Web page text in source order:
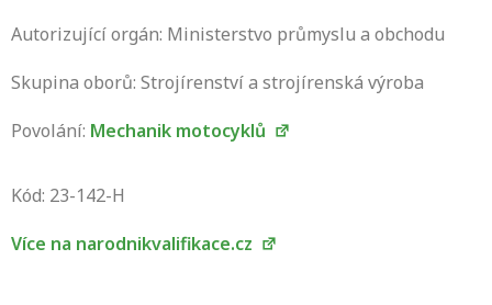
Autorizující orgán: Ministerstvo průmyslu a obchodu
Skupina oborů: Strojírenství a strojírenská výroba
Povolání: Mechanik motocyklů
Kód: 23-142-H
Více na narodnikvalifikace.cz
Víte, jaké dovednosti musíte pro danou